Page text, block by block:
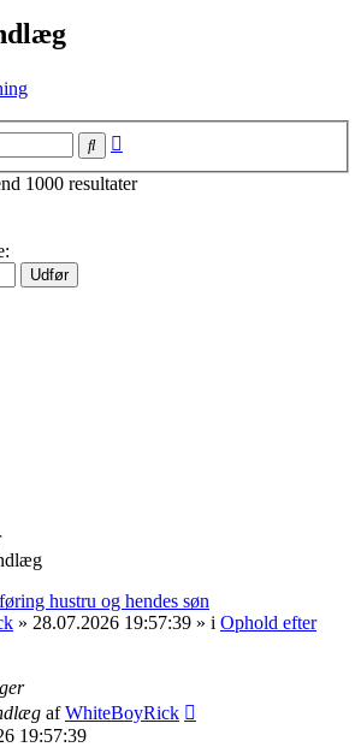
Søg
1000 resultater
hustru og hendes søn
» 28.07.2026 19:57:39 » i Ophold efter
afWhiteBoyRick
19:57:39